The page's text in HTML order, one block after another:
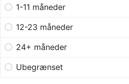
1-11 måneder
12-23 måneder
24+ måneder
Ubegrænset